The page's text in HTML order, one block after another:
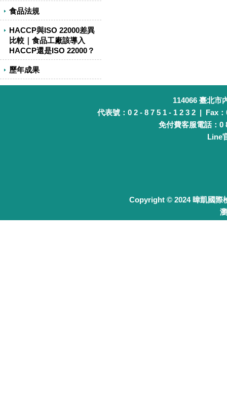
食品法規
HACCP與ISO 22000差異
比較｜食品工廠該導入
HACCP還是ISO 22000？
歷年成果
114066 臺北市
代表號：0 2 - 8 7 5 1 - 1 2 3 2 | Fax
免付費客服電話：0
Line
Copyright © 2024 暐凱國際